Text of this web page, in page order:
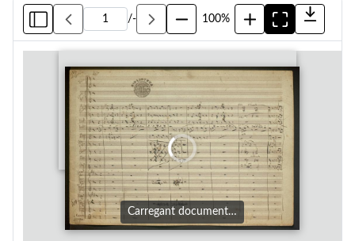
/- 100%
Carregant document…